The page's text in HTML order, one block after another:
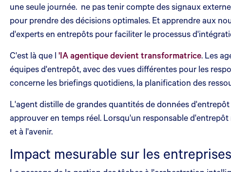
une seule journée. ne pas tenir compte des signaux
pour prendre des décisions optimales. Et apprendre aux
d'experts en entrepôts pour faciliter le processus
C'est là que l 'IA agentique devient transformatrice. Les
équipes d'entrepôt, avec des vues différentes pour les
concerne les briefings quotidiens, la planification des
L'agent distille de grandes quantités de données
approuver en temps réel. Lorsqu'un responsable
et à l'avenir.
Impact mesurable sur les entreprises